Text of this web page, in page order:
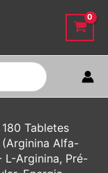
Tabletes
(Arginina Alfa-
Arginina, Pré-